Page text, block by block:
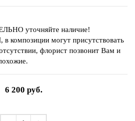
уточняйте наличие!
могут присутствовать
флорист позвонит Вам и
6 200 руб.